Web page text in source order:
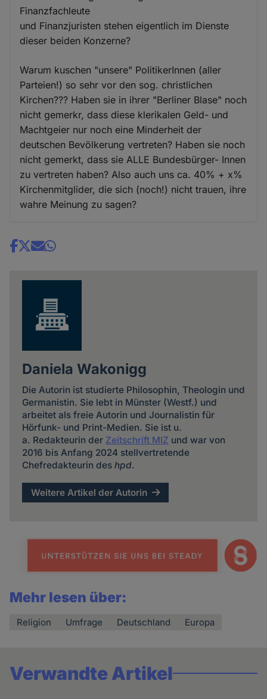
Finanzfachleute
und Finanzjuristen stehen eigentlich im Dienste
dieser beiden Konzerne?
Warum kuschen "unsere" PolitikerInnen (aller
Parteien!) so sehr vor den sog. christlichen
Kirchen??? Haben sie in ihrer "Berliner Blase" noch
nicht gemerkr, dass diese klerikalen Geld- und
Machtgeier nur noch eine Minderheit der
deutschen Bevölkerung vertreten? Haben sie noch
nicht gemerkt, dass sie ALLE Bundesbürger- Innen
zu vertreten haben? Also auch uns ca. 40% + x%
Kirchenmitglider, die sich (noch!) nicht trauen, ihre
wahre Meinung zu sagen?
Share
Daniela Wakonigg
Die Autorin ist studierte Philosophin, Theologin und
Germanistin. Sie lebt in Münster (Westf.) und
arbeitet als freie Autorin und Journalistin für
Hörfunk- und Print-Medien. Sie ist u.
a. Redakteurin der Zeitschrift MIZ und war von
2016 bis Anfang 2024 stellvertretende
Chefredakteurin des hpd.
Weitere Artikel der Autorin
Mehr lesen über:
Religion Umfrage Deutschland Europa
Verwandte Artikel